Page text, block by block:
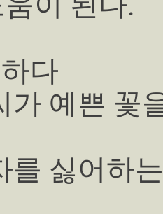
다
가 예쁜 꽃
를 싫어하